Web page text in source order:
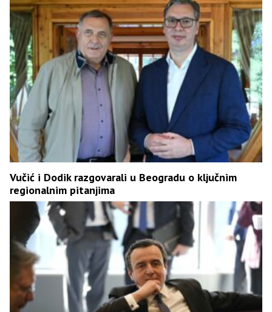
Vučić i Dodik razgovarali u Beogradu o ključnim
regionalnim pitanjima